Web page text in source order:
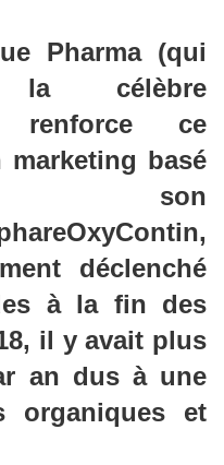
Pharma(qui
célèbre
ce
marketing basé
OxyContin,
déclenché
à la fin des
il y avait plus
an dus à une
organiques et